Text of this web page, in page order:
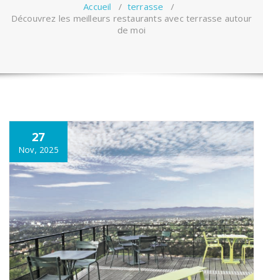
Accueil / terrasse /
Découvrez les meilleurs restaurants avec terrasse autour
de moi
27
Nov, 2025